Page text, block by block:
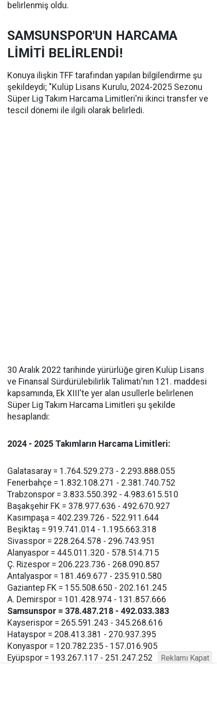
belirlenmiş oldu.
SAMSUNSPOR'UN HARCAMA
LİMİTİ BELİRLENDİ!
Konuya ilişkin TFF tarafından yapılan bilgilendirme şu
şekildeydi; "Kulüp Lisans Kurulu, 2024-2025 Sezonu
Süper Lig Takım Harcama Limitleri'ni ikinci transfer ve
tescil dönemi ile ilgili olarak belirledi.
30 Aralık 2022 tarihinde yürürlüğe giren Kulüp Lisans
ve Finansal Sürdürülebilirlik Talimatı'nın 121. maddesi
kapsamında, Ek XIII'te yer alan usullerle belirlenen
Süper Lig Takım Harcama Limitleri şu şekilde
hesaplandı:
2024 - 2025 Takımların Harcama Limitleri:
Galatasaray = 1.764.529.273 - 2.293.888.055
Fenerbahçe = 1.832.108.271 - 2.381.740.752
Trabzonspor = 3.833.550.392 - 4.983.615.510
Başakşehir FK = 378.977.636 - 492.670.927
Kasımpaşa = 402.239.726 - 522.911.644
Beşiktaş = 919.741.014 - 1.195.663.318
Sivasspor = 228.264.578 - 296.743.951
Alanyaspor = 445.011.320 - 578.514.715
Ç. Rizespor = 206.223.736 - 268.090.857
Antalyaspor = 181.469.677 - 235.910.580
Gaziantep FK = 155.508.650 - 202.161.245
A. Demirspor = 101.428.974 - 131.857.666
Samsunspor = 378.487.218 - 492.033.383
Kayserispor = 265.591.243 - 345.268.616
Hatayspor = 208.413.381 - 270.937.395
Konyaspor = 120.782.235 - 157.016.905
Eyüpspor = 193.267.117 - 251.247.252
Reklamı Kapat